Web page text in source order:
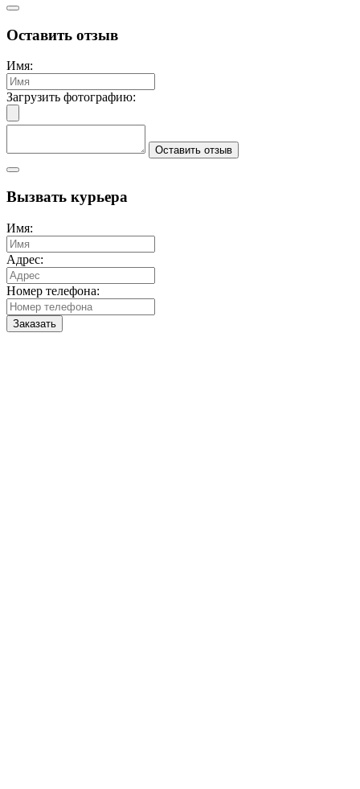
Оставить отзыв
Имя:
Загрузить фотографию:
Оставить отзыв
Вызвать курьера
Имя:
Адрес:
Номер телефона:
Заказать